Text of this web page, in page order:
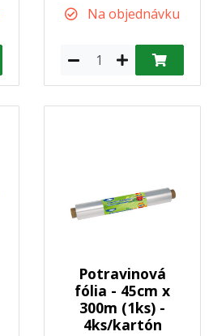
Na objednávku
Potravinová
fólia - 45cm x
300m (1ks) -
4ks/kartón